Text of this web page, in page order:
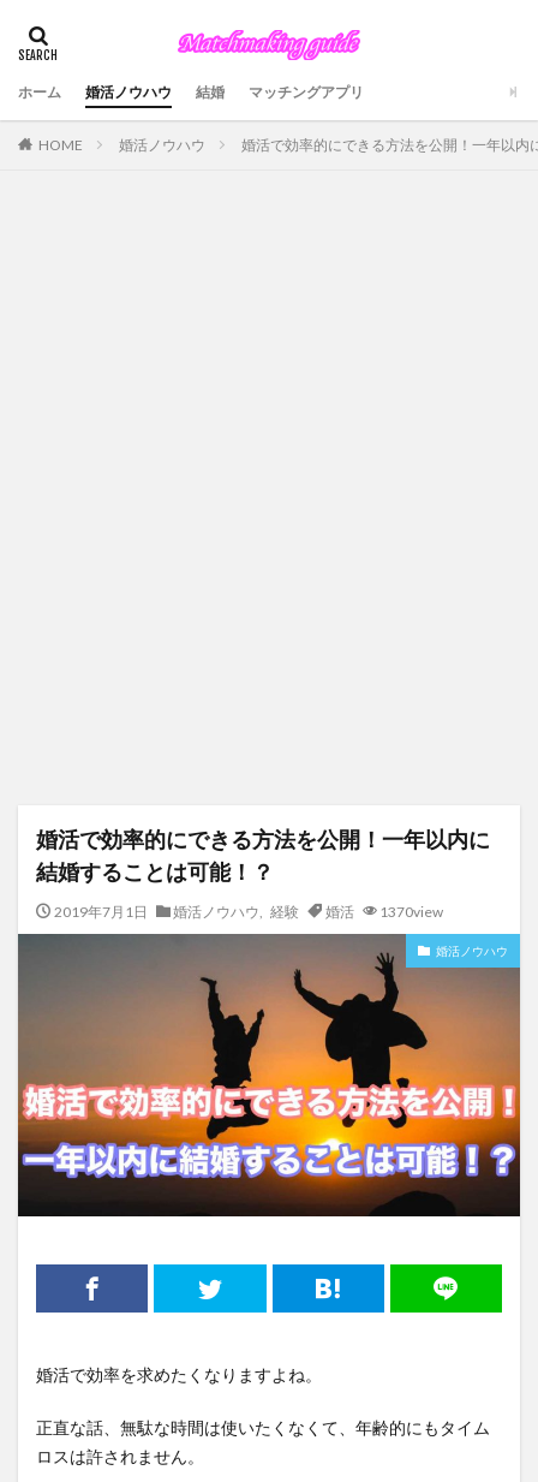
ホーム 婚活ノウハウ 結婚 マッチングアプリ
HOME 婚活ノウハウ 婚活で効率的にできる方法を公開！一年以内
婚活で効率的にできる方法を公開！一年以内に
結婚することは可能！？
2019年7月1日 婚活ノウハウ 経験 婚活 1370view
婚活ノウハウ
婚活で効率を求めたくなりますよね。
正直な話、無駄な時間は使いたくなくて、年齢的にもタイム
ロスは許されません。